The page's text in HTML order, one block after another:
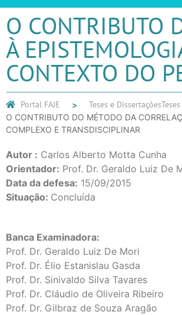
O CONTRIBUTO
À
CONTEXTO DO
Portal FAJE Teses e Dissertações
O CONTRIBUTO DO MÉTODO DA
COMPLEXO E TRANSDISCIPLINAR
Autor : Carlos Alberto Motta Cunha
Orientador: Prof. Dr. Geraldo Luiz De
Data da defesa: 15/09/2015
Situação: Concluída
Banca Examinadora:
Prof. Dr. Geraldo Luiz De Mori
Prof. Dr. Élio Estanislau Gasda
Prof. Dr. Sinivaldo Silva Tavares
Prof. Dr. Cláudio de Oliveira Ribeiro
Prof. Dr. Gilbraz de Souza Aragão